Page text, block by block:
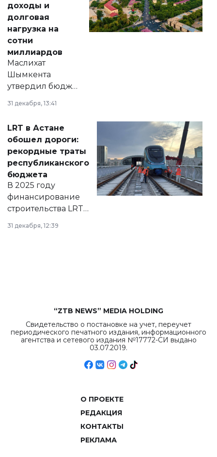
доходы и
долговая
нагрузка на
сотни
миллиардов
Маслихат
Шымкента
утвердил бюджет
города на 2026–
2028 годы.
документ
появился в базе
нормативных
правовых актов и
на сайте маслихат
города.
31 декабря, 13:41
LRT в Астане
обошел дороги:
рекордные траты
республиканского
бюджета
В 2025 году
финансирование
строительства LRT
в Астане из
республиканского
31 декабря, 12:39
“ZTB NEWS” MEDIA HOLDING
Свидетельство о постановке на учет, переучет
периодического печатного издания, информационного
агентства и сетевого издания №17772-СИ выдано
03.07.2019.
О ПРОЕКТЕ
РЕДАКЦИЯ
КОНТАКТЫ
РЕКЛАМА